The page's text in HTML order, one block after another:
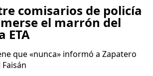
comisarios de policía
el marrón del
ETA
que «nunca» informó a Zapatero